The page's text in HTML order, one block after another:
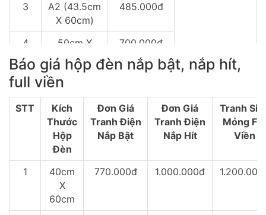
3
A2 (43.5cm
X 60cm)
485.000đ
4
50cm X
70cm
700.000đ
5
60cm X
6
60cm X
90cm
900.000đ
30cm x
60cm X
120cm
Báo giá hộp đèn nắp bật, nắp hít,
full viền
STT
Kích
Thước
Hộp
Đèn
Đơn Giá
Tranh Điện
Nắp Bật
Đơn Giá
Tranh Điện
Nắp Hít
Tranh
Mỏng
Viền
1
40cm
X
60cm
770.000đ 1.000.000đ